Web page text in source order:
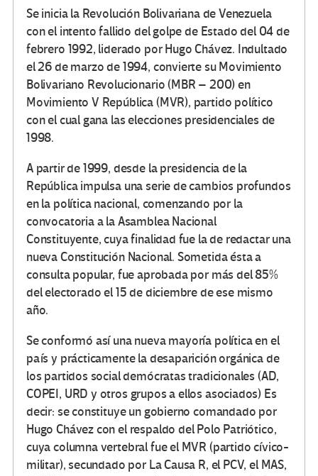
Se inicia la Revolución Bolivariana de Venezuela
con el intento fallido del golpe de Estado del 04 de
febrero 1992, liderado por Hugo Chávez. Indultado
el 26 de marzo de 1994, convierte su Movimiento
Bolivariano Revolucionario (MBR – 200) en
Movimiento V República (MVR), partido político
con el cual gana las elecciones presidenciales de
1998.
A partir de 1999, desde la presidencia de la
República impulsa una serie de cambios profundos
en la política nacional, comenzando por la
convocatoria a la Asamblea Nacional
Constituyente, cuya finalidad fue la de redactar una
nueva Constitución Nacional. Sometida ésta a
consulta popular, fue aprobada por más del 85%
del electorado el 15 de diciembre de ese mismo
año.
Se conformó así una nueva mayoría política en el
país y prácticamente la desaparición orgánica de
los partidos social demócratas tradicionales (AD,
COPEI, URD y otros grupos a ellos asociados) Es
decir: se constituye un gobierno comandado por
Hugo Chávez con el respaldo del Polo Patriótico,
cuya columna vertebral fue el MVR (partido cívico-
militar), secundado por La Causa R, el PCV, el MAS,